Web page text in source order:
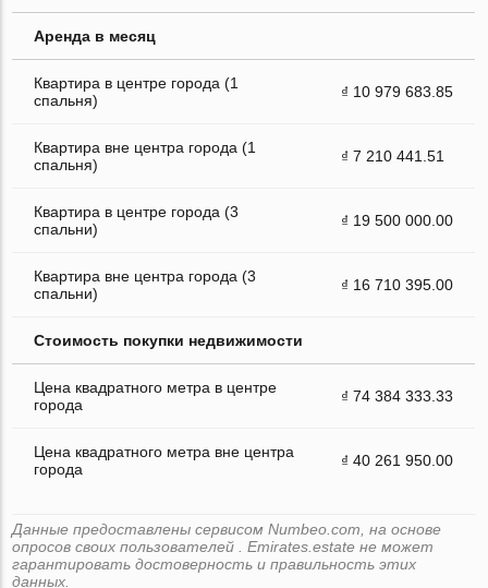
Аренда в месяц
Квартира в центре города (1
спальня)
₫ 10 979 683.85
Квартира вне центра города (1
спальня)
₫ 7 210 441.51
Квартира в центре города (3
спальни)
₫ 19 500 000.00
Квартира вне центра города (3
спальни)
₫ 16 710 395.00
Стоимость покупки недвижимости
Цена квадратного метра в центре
города
₫ 74 384 333.33
Цена квадратного метра вне центра
города
₫ 40 261 950.00
Данные предоставлены сервисом Numbeo.com, на основе
опросов своих пользователей . Emirates.estate не может
гарантировать достоверность и правильность этих
данных.